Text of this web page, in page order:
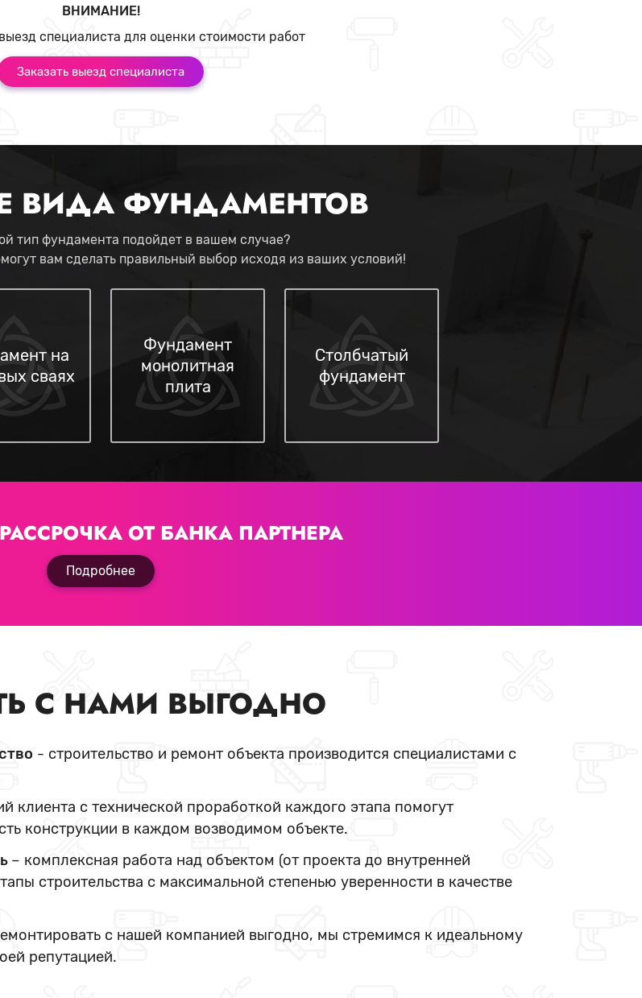
ВНИМАНИЕ!
специалиста для оценки стоимости работ
Заказать выезд специалиста
ВИДА ФУНДАМЕНТОВ
тип фундамента подойдет в вашем случае?
вам сделать правильный выбор исходя из ваших условий!
на
сваях
Фундамент
монолитная
плита
Столбчатый
фундамент
ОТ БАНКА ПАРТНЕРА
Подробнее
С НАМИ ВЫГОДНО
- строительство и ремонт объекта производится специалистами с
клиента с технической проработкой каждого этапа помогут
конструкции в каждом возводимом объекте.
– комплексная работа над объектом (от проекта до внутренней
строительства с максимальной степенью уверенности в качестве
с нашей компанией выгодно, мы стремимся к идеальному
репутацией.